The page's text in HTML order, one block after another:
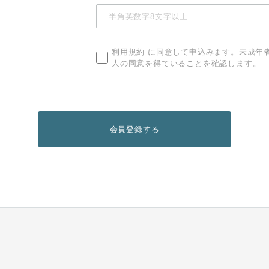
利用規約 に同意して申込みます。未成年
人の同意を得ていることを確認します。